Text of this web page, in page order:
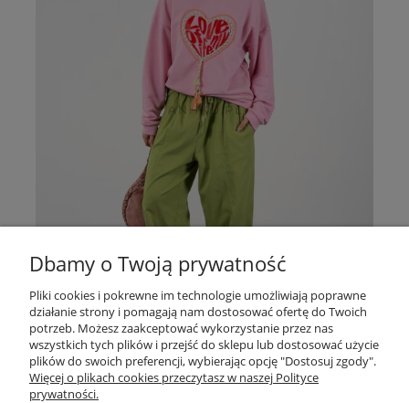
Spodnie RelaxFit Jasnozielone
Dbamy o Twoją prywatność
Pliki cookies i pokrewne im technologie umożliwiają poprawne
działanie strony i pomagają nam dostosować ofertę do Twoich
potrzeb. Możesz zaakceptować wykorzystanie przez nas
wszystkich tych plików i przejść do sklepu lub dostosować użycie
plików do swoich preferencji, wybierając opcję "Dostosuj zgody".
Więcej o plikach cookies przeczytasz w naszej Polityce
prywatności.